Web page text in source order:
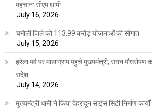
पहचान: सीएम धामी
July 16, 2026
चमोली जिले को 113.99 करोड़ योजनाओं की सौगात
July 15, 2026
हरेला पर्व पर मालाग्राम पहुंचे मुख्यमंत्री, सघन पौधरोपण
संदेश
July 14, 2026
मुख्यमंत्री धामी ने किया देहरादून साइंस सिटी निर्माण कार्यों